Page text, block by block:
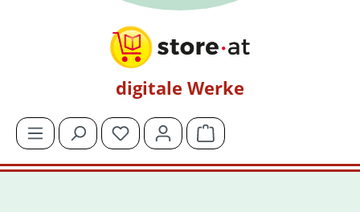
digitale Werke
Du hast 0 Produkte auf dem Merkzettel
Warenkorb enthält 0